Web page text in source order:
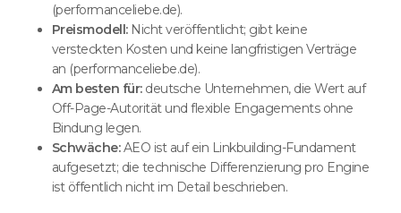
(performanceliebe.de).
Preismodell:Nicht veröffentlicht; gibt keine
versteckten Kosten und keine langfristigen Verträge
an (performanceliebe.de).
Am besten für:deutsche Unternehmen, die Wert auf
Off-Page-Autorität und flexible Engagements ohne
Bindung legen.
Schwäche:AEO ist auf ein Linkbuilding-Fundament
aufgesetzt; die technische Differenzierung pro Engine
ist öffentlich nicht im Detail beschrieben.